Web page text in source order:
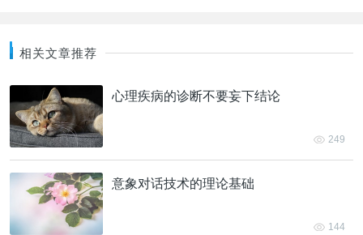
相关文章推荐
心理疾病的诊断不要妄下结论
249
意象对话技术的理论基础
144